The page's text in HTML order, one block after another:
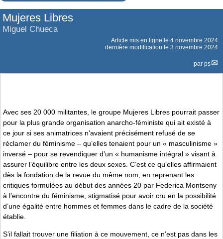
Mujeres Libres
Miguel Chueca
Article mis en ligne le 4 novembre 2024
dernière modification le 3 novembre 2024
par ps
Avec ses 20 000 militantes, le groupe Mujeres Libres pourrait passer
pour la plus grande organisation anarcho-féministe qui ait existé à
ce jour si ses animatrices n’avaient précisément refusé de se
réclamer du féminisme – qu’elles tenaient pour un « masculinisme »
inversé – pour se revendiquer d’un « humanisme intégral » visant à
assurer l’équilibre entre les deux sexes. C’est ce qu’elles affirmaient
dès la fondation de la revue du même nom, en reprenant les
critiques formulées au début des années 20 par Federica Montseny
à l’encontre du féminisme, stigmatisé pour avoir cru en la possibilité
d’une égalité entre hommes et femmes dans le cadre de la société
établie.
S’il fallait trouver une filiation à ce mouvement, ce n’est pas dans les